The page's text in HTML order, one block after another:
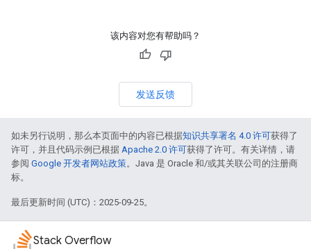
该内容对您有帮助吗？
发送反馈
如未另行说明，那么本页面中的内容已根据知识共享署名 4.0 许可获得了
许可，并且代码示例已根据 Apache 2.0 许可获得了许可。有关详情，请
参阅 Google 开发者网站政策。Java 是 Oracle 和/或其关联公司的注册商
标。
最后更新时间 (UTC)：2025-09-25。
Stack Overflow